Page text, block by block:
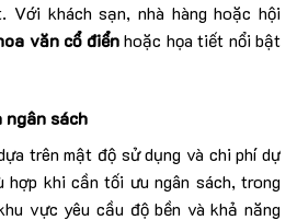
Với khách sạn, nhà hàng hoặc hội
văn cổ điểnhoặc họa tiết nổi bật
ngân sách
trên mật độ sử dụng và chi phí dự
hợp khi cần tối ưu ngân sách, trong
vực yêu cầu độ bền và khả năng